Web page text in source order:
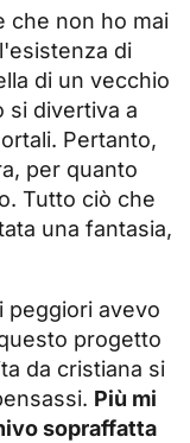
che non ho mai
di
di un vecchio
si divertiva a
Pertanto,
per quanto
Tutto ciò che
una fantasia,
peggiori avevo
progetto
da cristiana si
Più mi
sopraffatta